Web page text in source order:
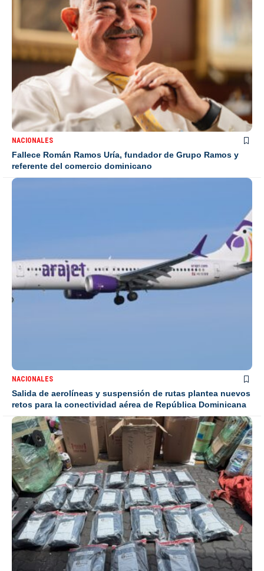
NACIONALES
Fallece Román Ramos Uría, fundador de Grupo Ramos y
referente del comercio dominicano
NACIONALES
Salida de aerolíneas y suspensión de rutas plantea nuevos
retos para la conectividad aérea de República Dominicana